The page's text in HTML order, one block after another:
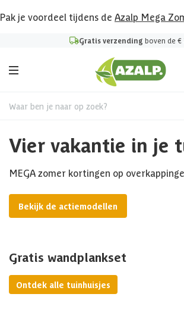
Pak je voordeel tijdens de Azalp Mega
Gratis verzending boven de €
Waar ben je naar op zoek?
Vier vakantie in je
MEGA zomer kortingen op
Bekijk de actiemodellen
Gratis wandplankset
Ontdek alle tuinhuisjes